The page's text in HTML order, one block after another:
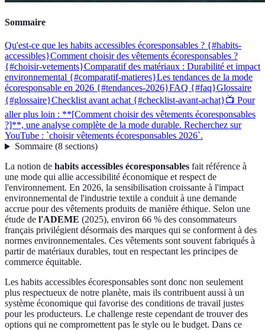
Sommaire
Qu'est-ce que les habits accessibles écoresponsables ? {#habits-
accessibles}Comment choisir des vêtements écoresponsables ?
{#choisir-vetements}Comparatif des matériaux : Durabilité et impact
environnemental {#comparatif-matieres}Les tendances de la mode
écoresponsable en 2026 {#tendances-2026}FAQ {#faq}Glossaire
{#glossaire}Checklist avant achat {#checklist-avant-achat}📺 Pour
aller plus loin : **[Comment choisir des vêtements écoresponsables
?]**, une analyse complète de la mode durable. Recherchez sur
YouTube : `choisir vêtements écoresponsables 2026`.
Sommaire(8 sections)
La notion de habits accessibles écoresponsables fait référence à
une mode qui allie accessibilité économique et respect de
l'environnement. En 2026, la sensibilisation croissante à l'impact
environnemental de l'industrie textile a conduit à une demande
accrue pour des vêtements produits de manière éthique. Selon une
étude de l'ADEME (2025), environ 66 % des consommateurs
français privilégient désormais des marques qui se conforment à des
normes environnementales. Ces vêtements sont souvent fabriqués à
partir de matériaux durables, tout en respectant les principes de
commerce équitable.
Les habits accessibles écoresponsables sont donc non seulement
plus respectueux de notre planète, mais ils contribuent aussi à un
système économique qui favorise des conditions de travail justes
pour les producteurs. Le challenge reste cependant de trouver des
options qui ne compromettent pas le style ou le budget. Dans ce